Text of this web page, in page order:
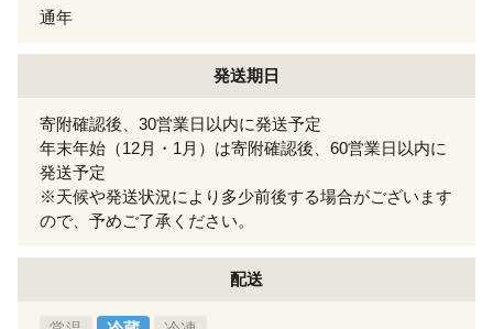
通年
発送期日
寄附確認後、30営業日以内に発送予定
年末年始（12月・1月）は寄附確認後、60営業日以内に
発送予定
※天候や発送状況により多少前後する場合がございます
ので、予めご了承ください。
配送